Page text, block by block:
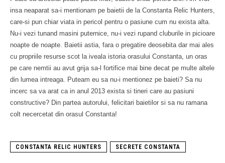
insa neaparat sa-i mentionam pe baietii de la Constanta Relic Hunters,
care-si pun chiar viata in pericol pentru o pasiune cum nu exista alta.
Nu-i vezi tunand masini puternice, nu-i vezi rupand cluburile in picioare
noapte de noapte. Baietii astia, fara o pregatire deosebita dar mai ales
cu propriile resurse scot la iveala istoria orasului Constanta, un oras
pe care nemtii au avut grija sa-l fortifice mai bine decat pe multe altele
din lumea intreaga. Puteam eu sa nu-i mentionez pe baieti? Sa nu
incerc sa va arat ca in anul 2013 exista si tineri care au pasiuni
constructive? Din partea autorului, felicitari baietilor si sa nu ramana
colt necercetat din orasul Constanta!
CONSTANTA RELIC HUNTERS SECRETE CONSTANTA